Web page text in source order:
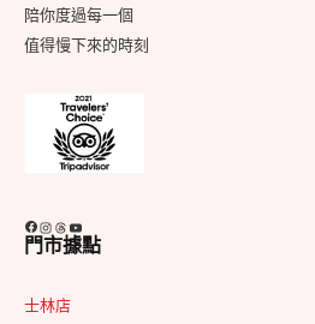
陪你度過每一個
值得慢下來的時刻
Facebook Instagram Threads YouTube
門市據點
士林店